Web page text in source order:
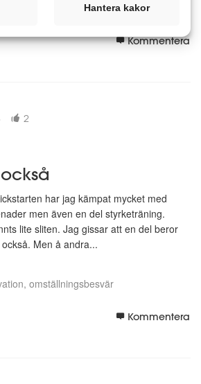
omställningsbesvär motivation
Kommentera
2
har jag kämpat mycket med
men även en del styrketräning.
lite sliten. Jag gissar att en del beror
Men å andra...
omställningsbesvär
Kommentera
Hantera kakor